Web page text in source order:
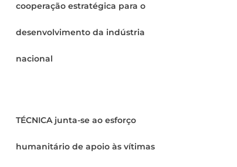
cooperação estratégica para o
desenvolvimento da indústria
nacional
TÉCNICA junta-se ao esforço
humanitário de apoio às vítimas